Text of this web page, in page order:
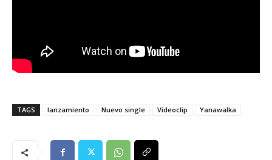
TAGS lanzamiento Nuevo single Videoclip Yanawalka